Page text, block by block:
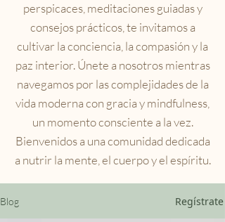
perspicaces, meditaciones guiadas y
consejos prácticos, te invitamos a
cultivar la conciencia, la compasión y la
paz interior. Únete a nosotros mientras
navegamos por las complejidades de la
vida moderna con gracia y mindfulness,
un momento consciente a la vez.
Bienvenidos a una comunidad dedicada
a nutrir la mente, el cuerpo y el espíritu.
Blog Regístrate